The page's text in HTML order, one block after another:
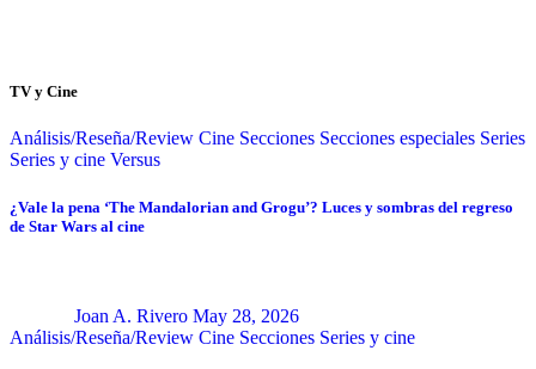
TV y Cine
Análisis/Reseña/Review Cine Secciones Secciones especiales Series
Series y cine Versus
¿Vale la pena ‘The Mandalorian and Grogu’? Luces y sombras del regreso
de Star Wars al cine
Joan A. Rivero May 28, 2026
Análisis/Reseña/Review Cine Secciones Series y cine